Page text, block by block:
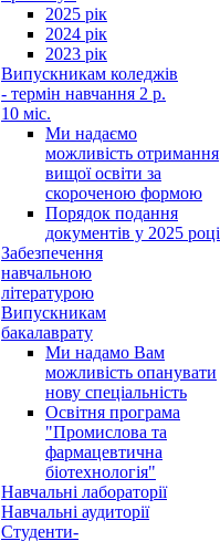
2025 рік
2024 рік
2023 рік
Випускникам коледжів
- термін навчання 2 р.
10 міс.
Ми надаємо
можливість отримання
вищої освіти за
скороченою формою
Порядок подання
документів у 2025 році
Забезпечення
навчальною
літературою
Випускникам
бакалаврату
Ми надамо Вам
можливість опанувати
нову спеціальність
Освітня програма
"Промислова та
фармацевтична
біотехнологія"
Навчальні лабораторії
Навчальні аудиторії
Студенти-